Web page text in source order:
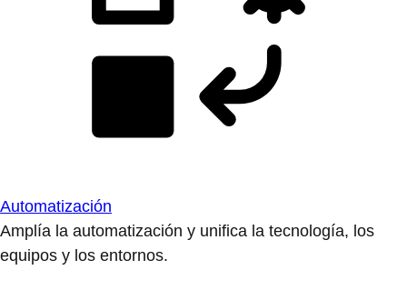
Automatización
Amplía la automatización y unifica la tecnología, los
equipos y los entornos.